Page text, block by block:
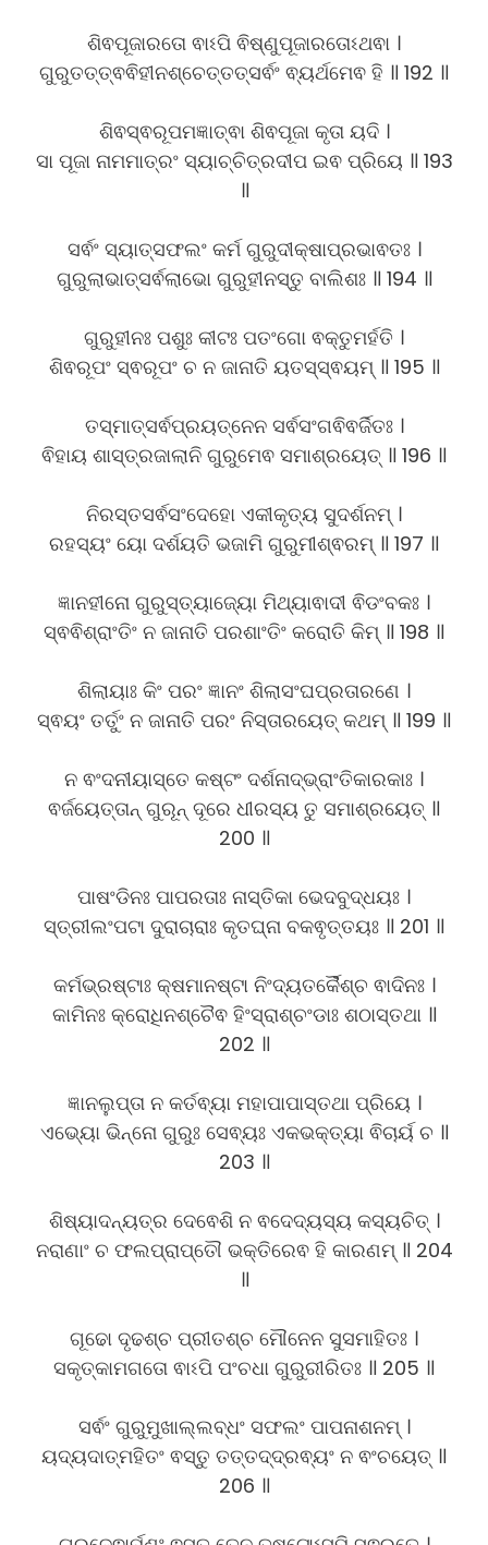
ଶିଵପୂଜାରତୋ ଵାଽପି ଵିଷ୍ଣୁପୂଜାରତୋଽଥଵା ।
ଗୁରୁତତ୍ତ୍ଵଵିହୀନଶ୍ଚେତ୍ତତ୍ସର୍ଵଂ ଵ୍ୟର୍ଥମେଵ ହି ॥ 192 ॥
ଶିଵସ୍ଵରୂପମଜ୍ଞାତ୍ଵା ଶିଵପୂଜା କୃତା ୟଦି ।
ସା ପୂଜା ନାମମାତ୍ରଂ ସ୍ୟାଚ୍ଚିତ୍ରଦୀପ ଇଵ ପ୍ରିୟେ ॥ 193
॥
ସର୍ଵଂ ସ୍ୟାତ୍ସଫଲଂ କର୍ମ ଗୁରୁଦୀକ୍ଷାପ୍ରଭାଵତଃ ।
ଗୁରୁଲାଭାତ୍ସର୍ଵଲାଭୋ ଗୁରୁହୀନସ୍ତୁ ବାଲିଶଃ ॥ 194 ॥
ଗୁରୁହୀନଃ ପଶୁଃ କୀଟଃ ପତଂଗୋ ଵକ୍ତୁମର୍ହତି ।
ଶିଵରୂପଂ ସ୍ଵରୂପଂ ଚ ନ ଜାନାତି ୟତସ୍ସ୍ଵୟମ୍ ॥ 195 ॥
ତସ୍ମାତ୍ସର୍ଵପ୍ରୟତ୍ନେନ ସର୍ଵସଂଗଵିଵର୍ଜିତଃ ।
ଵିହାୟ ଶାସ୍ତ୍ରଜାଲାନି ଗୁରୁମେଵ ସମାଶ୍ରୟେତ୍ ॥ 196 ॥
ନିରସ୍ତସର୍ଵସଂଦେହୋ ଏକୀକୃତ୍ୟ ସୁଦର୍ଶନମ୍ ।
ରହସ୍ୟଂ ୟୋ ଦର୍ଶୟତି ଭଜାମି ଗୁରୁମୀଶ୍ଵରମ୍ ॥ 197 ॥
ଜ୍ଞାନହୀନୋ ଗୁରୁସ୍ତ୍ୟାଜ୍ୟୋ ମିଥ୍ୟାଵାଦୀ ଵିଡଂବକଃ ।
ସ୍ଵଵିଶ୍ରାଂତିଂ ନ ଜାନାତି ପରଶାଂତିଂ କରୋତି କିମ୍ ॥ 198 ॥
ଶିଲାୟାଃ କିଂ ପରଂ ଜ୍ଞାନଂ ଶିଲାସଂଘପ୍ରତାରଣେ ।
ସ୍ଵୟଂ ତର୍ତୁଂ ନ ଜାନାତି ପରଂ ନିସ୍ତାରୟେତ୍ କଥମ୍ ॥ 199 ॥
ନ ଵଂଦନୀୟାସ୍ତେ କଷ୍ଟଂ ଦର୍ଶନାଦ୍ଭ୍ରାଂତିକାରକାଃ ।
ଵର୍ଜୟେତ୍ତାନ୍ ଗୁରୂନ୍ ଦୂରେ ଧୀରସ୍ୟ ତୁ ସମାଶ୍ରୟେତ୍ ॥
200 ॥
ପାଷଂଡିନଃ ପାପରତାଃ ନାସ୍ତିକା ଭେଦବୁଦ୍ଧୟଃ ।
ସ୍ତ୍ରୀଲଂପଟା ଦୁରାଚାରାଃ କୃତଘ୍ନା ବକଵୃତ୍ତୟଃ ॥ 201 ॥
କର୍ମଭ୍ରଷ୍ଟାଃ କ୍ଷମାନଷ୍ଟା ନିଂଦ୍ୟତର୍କୈଶ୍ଚ ଵାଦିନଃ ।
କାମିନଃ କ୍ରୋଧିନଶ୍ଚୈଵ ହିଂସ୍ରାଶ୍ଚଂଡାଃ ଶଠାସ୍ତଥା ॥
202 ॥
ଜ୍ଞାନଲୁପ୍ତା ନ କର୍ତଵ୍ୟା ମହାପାପାସ୍ତଥା ପ୍ରିୟେ ।
ଏଭ୍ୟୋ ଭିନ୍ନୋ ଗୁରୁଃ ସେଵ୍ୟଃ ଏକଭକ୍ତ୍ୟା ଵିଚାର୍ୟ ଚ ॥
203 ॥
ଶିଷ୍ୟାଦନ୍ୟତ୍ର ଦେଵେଶି ନ ଵଦେଦ୍ୟସ୍ୟ କସ୍ୟଚିତ୍ ।
ନରାଣାଂ ଚ ଫଲପ୍ରାପ୍ତୌ ଭକ୍ତିରେଵ ହି କାରଣମ୍ ॥ 204
॥
ଗୂଢୋ ଦୃଢଶ୍ଚ ପ୍ରୀତଶ୍ଚ ମୌନେନ ସୁସମାହିତଃ ।
ସକୃତ୍କାମଗତୋ ଵାଽପି ପଂଚଧା ଗୁରୁରୀରିତଃ ॥ 205 ॥
ସର୍ଵଂ ଗୁରୁମୁଖାଲ୍ଲବ୍ଧଂ ସଫଲଂ ପାପନାଶନମ୍ ।
ୟଦ୍ୟଦାତ୍ମହିତଂ ଵସ୍ତୁ ତତ୍ତଦ୍ଦ୍ରଵ୍ୟଂ ନ ଵଂଚୟେତ୍ ॥
206 ॥